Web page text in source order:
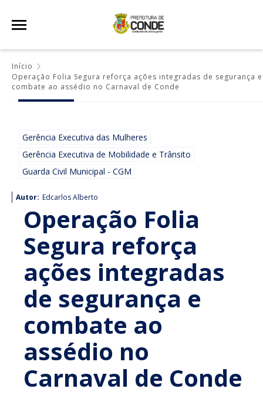
Início
Operação Folia Segura reforça ações integradas de segurança e
combate ao assédio no Carnaval de Conde
Gerência Executiva das Mulheres
Gerência Executiva de Mobilidade e Trânsito
Guarda Civil Municipal - CGM
Autor: Edcarlos Alberto
Operação Folia
Segura reforça
ações integradas
de segurança e
combate ao
assédio no
Carnaval de Conde